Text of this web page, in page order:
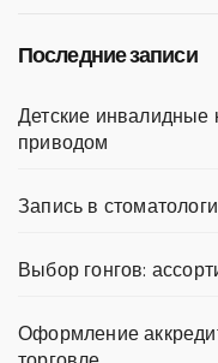
Последние записи
Детские инвалидные
приводом
Запись в
Выбор гонгов:
Оформление